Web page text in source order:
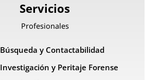
Servicios
Profesionales
Búsqueda y Contactabilidad
Investigación y Peritaje Forense